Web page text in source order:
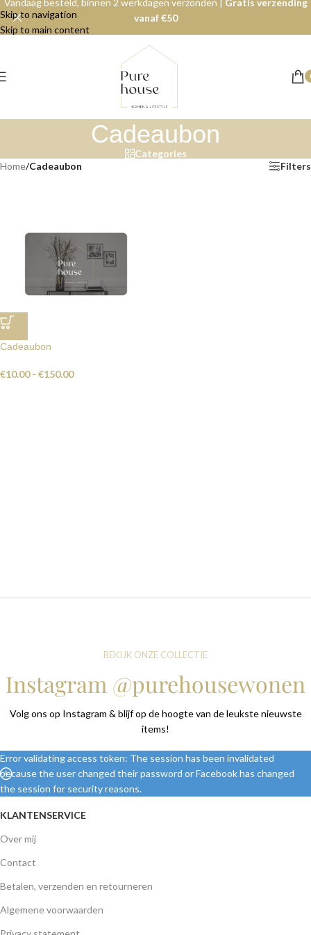
Skip to navigation
Skip to main content
Vandaag besteld, binnen 2 werkdagen verzonden | Gratis verzending
vanaf €50
Cadeaubon
Categories
Home/Cadeaubon Filters
Cadeaubon
€10.00 - €150.00
BEKIJK ONZE COLLECTIE
Instagram @purehousewonen
Volg ons op Instagram & blijf op de hoogte van de leukste nieuwste
items!
Error validating access token: The session has been invalidated
because the user changed their password or Facebook has changed
the session for security reasons.
KLANTENSERVICE
Over mij
Contact
Betalen, verzenden en retourneren
Algemene voorwaarden